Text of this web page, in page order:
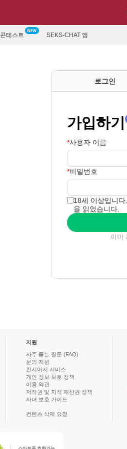
콘테스트 SEKS-CHAT 앱
로그인
가입하기
사용자 이름
비밀번호
18세 이상입니
을 읽었습니다.
이미
지원
자주 묻는 질문 (FAQ)
문의 지원
컨시어지 서비스
개인 정보 보호 정책
이용 약관
저작권 및 지적 재산권 정책
자녀 보호 가이드
컨텐츠 삭제 요청